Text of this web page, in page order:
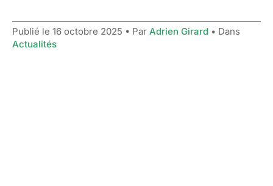
Publié le 16 octobre 2025 • Par Adrien Girard • Dans
Actualités